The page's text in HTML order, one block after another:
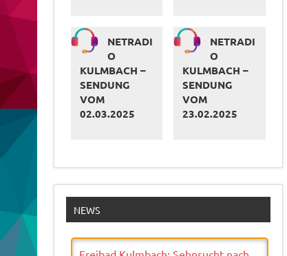
NETRADI
O
KULMBACH –
SENDUNG
VOM
02.03.2025
NETRADI
O
KULMBACH –
SENDUNG
VOM
23.02.2025
NEWS